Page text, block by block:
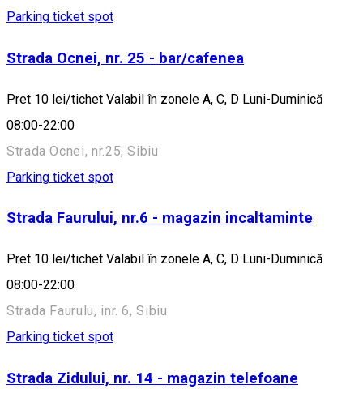
Parking ticket spot
Strada Ocnei, nr. 25 - bar/cafenea
Pret 10 lei/tichet Valabil în zonele A, C, D Luni-Duminică
08:00-22:00
Strada Ocnei, nr.25, Sibiu
Parking ticket spot
Strada Faurului, nr.6 - magazin incaltaminte
Pret 10 lei/tichet Valabil în zonele A, C, D Luni-Duminică
08:00-22:00
Strada Faurulu, inr. 6, Sibiu
Parking ticket spot
Strada Zidului, nr. 14 - magazin telefoane